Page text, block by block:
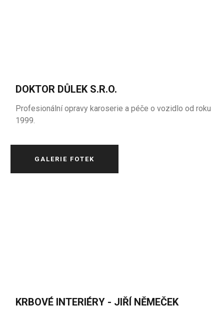
DOKTOR DŮLEK S.R.O.
Profesionální opravy karoserie a péče o vozidlo od roku
1999.
GALERIE FOTEK
KRBOVÉ INTERIÉRY - JIŘÍ NĚMEČEK